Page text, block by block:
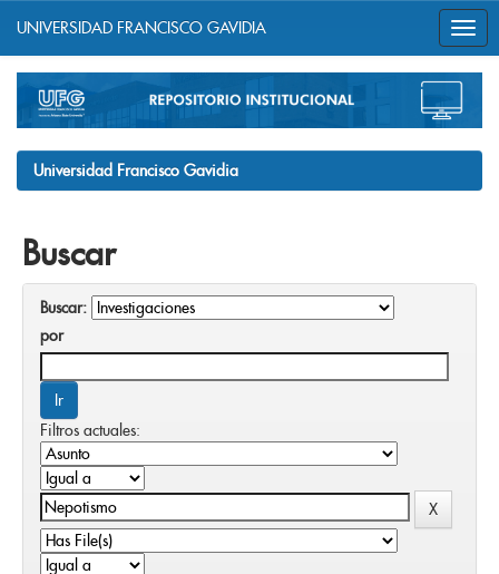
navigation
UNIVERSIDAD FRANCISCO GAVIDIA
Universidad Francisco Gavidia
Buscar
Buscar:
por
Filtros actuales: